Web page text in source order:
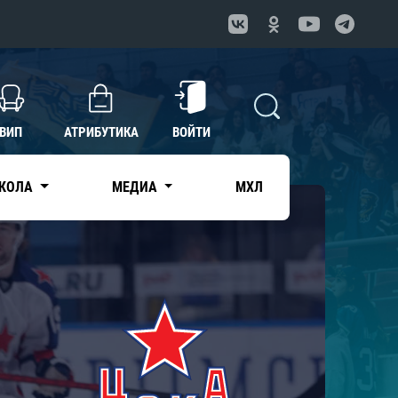
ВИП АТРИБУТИКА ВОЙТИ
МЕДИА МХЛ